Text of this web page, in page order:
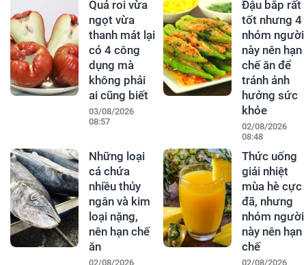
Quả roi vừa
ngọt vừa
thanh mát lại
có 4 công
dụng mà
không phải
ai cũng biết
03/08/2026
08:57
Đậu bắp rất
tốt nhưng 4
nhóm người
này nên hạn
chế ăn để
tránh ảnh
hưởng sức
khỏe
02/08/2026
08:48
Những loại
cá chứa
nhiều thủy
ngân và kim
loại nặng,
nên hạn chế
ăn
02/08/2026
Thức uống
giải nhiệt
mùa hè cực
đã, nhưng
nhóm người
này nên hạn
chế
02/08/2026